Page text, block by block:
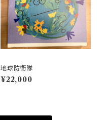
地球防衛隊
¥22,000